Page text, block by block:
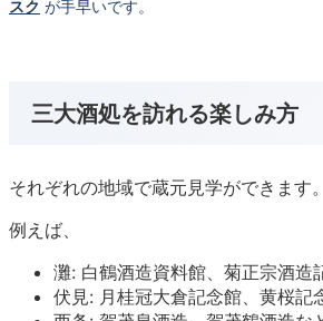
スク が手早いです。
三大酒処を訪れる楽しみ方
それぞれの地域で蔵元見学ができます。
例えば、
灘: 白鶴酒造資料館、菊正宗酒造
伏見: 月桂冠大倉記念館、黄桜記